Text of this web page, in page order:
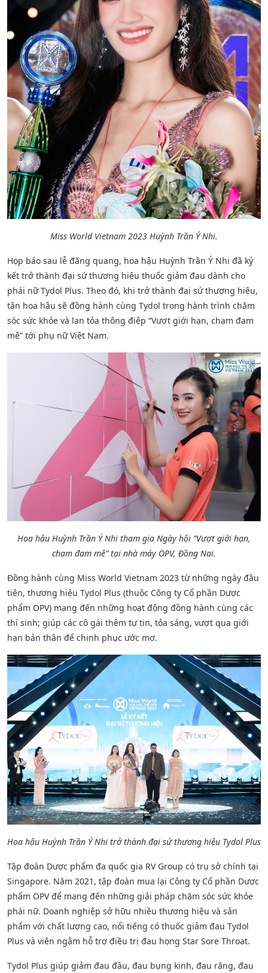
Miss World Vietnam 2023 Huỳnh Trần Ý Nhi.
Họp báo sau lễ đăng quang, hoa hậu Huỳnh Trần Ý Nhi đã ký
kết trở thành đại sứ thương hiệu thuốc giảm đau dành cho
phái nữ Tydol Plus. Theo đó, khi trở thành đại sứ thương hiệu,
tân hoa hậu sẽ đồng hành cùng Tydol trong hành trình chăm
sóc sức khỏe và lan tỏa thông điệp “Vượt giới hạn, chạm đam
mê” tới phụ nữ Việt Nam.
Hoa hậu Huỳnh Trần Ý Nhi tham gia Ngày hội “Vượt giới hạn,
chạm đam mê” tại nhà máy OPV, Đồng Nai.
Đồng hành cùng Miss World Vietnam 2023 từ những ngày đầu
tiên, thương hiệu Tydol Plus (thuộc Công ty Cổ phần Dược
phẩm OPV) mang đến những hoạt động đồng hành cùng các
thí sinh; giúp các cô gái thêm tự tin, tỏa sáng, vượt qua giới
hạn bản thân để chinh phục ước mơ.
Hoa hậu Huỳnh Trần Ý Nhi trở thành đại sứ thương hiệu Tydol Plus
Tập đoàn Dược phẩm đa quốc gia RV Group có trụ sở chính tại
Singapore. Năm 2021, tập đoàn mua lại Công ty Cổ phần Dược
phẩm OPV để mang đến những giải pháp chăm sóc sức khỏe
phái nữ. Doanh nghiệp sở hữu nhiều thương hiệu và sản
phẩm với chất lượng cao, nổi tiếng có thuốc giảm đau Tydol
Plus và viên ngậm hỗ trợ điều trị đau họng Star Sore Throat.
Tydol Plus giúp giảm đau đầu, đau bụng kinh, đau răng, đau